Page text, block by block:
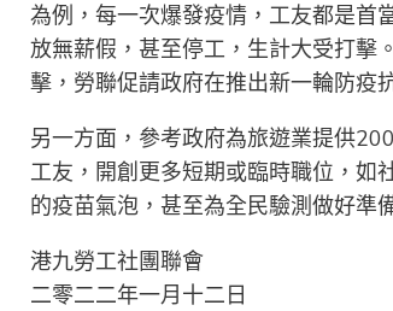
為例，每一次爆發疫情，工友都是首
放無薪假，甚至停工，生計大受打擊
擊，勞聯促請政府在推出新一輪防疫
另一方面，參考政府為旅遊業提供
工友，開創更多短期或臨時職位，如
的疫苗氣泡，甚至為全民驗測做好準
港九勞工社團聯會
二零二二年一月十二日